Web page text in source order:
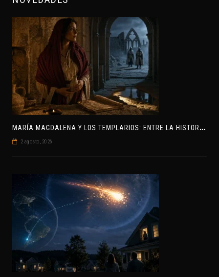
M
ARÍA MAGDALENA Y LOS TEMPLARIOS: ENTRE LA HISTORIA Y EL MISTERIO
2 agosto, 2026